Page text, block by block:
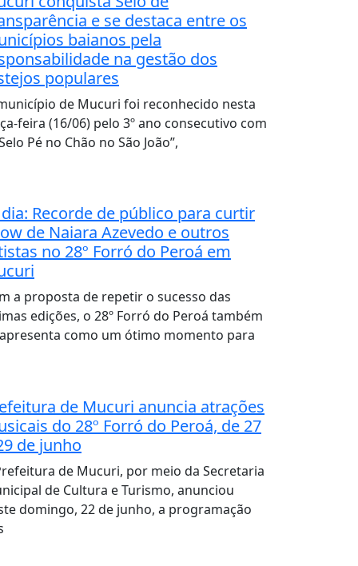
e se destaca entre os
baianos pela
na gestão dos
populares
de Mucuri foi reconhecido nesta
feira (16/06) pelo 3º ano consecutivo com
Pé no Chão no São João”,
dia: Recorde de público para curtir
de Naiara Azevedo e outros
no 28º Forró do Peroá em
a proposta de repetir o sucesso das
edições, o 28º Forró do Peroá também
como um ótimo momento para
de Mucuri anuncia atrações
do 28º Forró do Peroá, de 27
de junho
de Mucuri, por meio da Secretaria
de Cultura e Turismo, anunciou
domingo, 22 de junho, a programação